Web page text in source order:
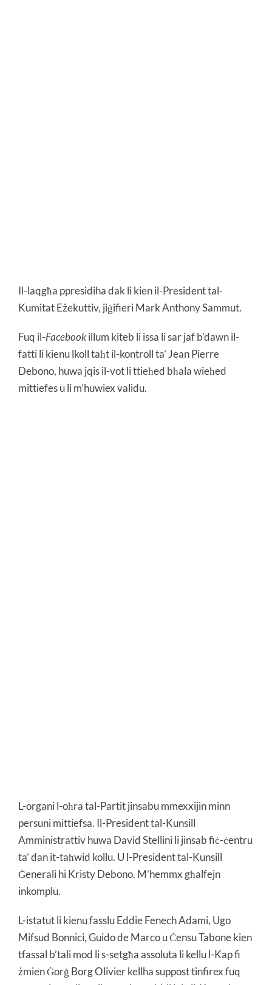
Il-laqgħa ppresidiha dak li kien il-President tal-
Kumitat Eżekuttiv, jiġifieri Mark Anthony Sammut.
Fuq il-Facebookillum kiteb li issa li sar jaf b’dawn il-
fatti li kienu lkoll taħt il-kontroll ta’ Jean Pierre
Debono, huwa jqis il-vot li ttieħed bħala wieħed
mittiefes u li m’huwiex validu.
L-organi l-oħra tal-Partit jinsabu mmexxijin minn
persuni mittiefsa. Il-President tal-Kunsill
Amministrattiv huwa David Stellini li jinsab fiċ-ċentru
ta’ dan it-taħwid kollu. U l-President tal-Kunsill
Ġenerali hi Kristy Debono. M’hemmx għalfejn
inkomplu.
L-istatut li kienu fasslu Eddie Fenech Adami, Ugo
Mifsud Bonnici, Guido de Marco u Ċensu Tabone kien
tfassal b’tali mod li s-setgħa assoluta li kellu l-Kap fi
żmien Ġorġ Borg Olivier kellha suppost tinfirex fuq